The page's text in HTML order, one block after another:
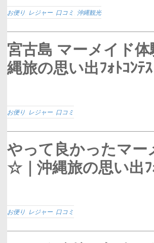
お便り レジャー 口コミ 沖縄観光
宮古島 マーメイド体
縄旅の思い出ﾌｫﾄｺﾝﾃ
お便り レジャー 口コミ
やって良かったマー
☆｜沖縄旅の思い出ﾌ
お便り レジャー 口コミ